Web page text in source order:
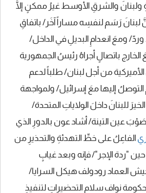
ولبنانَ والشرقِ الأوسط غيرُ ممكنٍ إلَّا
لبنانَ رَسَم لنفسِه مساراً آخَر/ باتفاقِ
وردّ/ ومعَ انعدامِ البديلِ في الداخل/
باتصالٍ أجراهُ رئيسُ الجمهورية
من أجل لبنان/ طلباً لدعم
التوصلُ إليها معَ إسرائيل/ ولمواجهة
للبنانَ داخلَ الولاياتِ المتحدة/
عين التينة/ أشاد عون بالدورِ الذي
الفاعِلُ على خطِّ التهدئةِ والتحذيرِ من
"ردة الإجر"/ فإنه وبعد غيابٍ
العماد رودولف هيكل السرايا/
نواف سلام التحضيراتِ لتنفيذِ